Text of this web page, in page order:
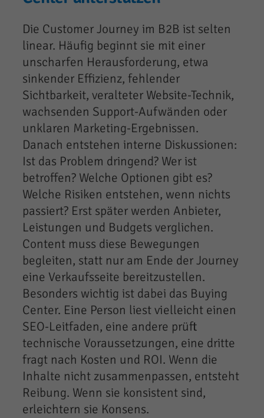
Die Customer Journey im B2B ist selten
linear. Häufig beginnt sie mit einer
unscharfen Herausforderung, etwa
sinkender Effizienz, fehlender
Sichtbarkeit, veralteter Website-Technik,
wachsenden Support-Aufwänden oder
unklaren Marketing-Ergebnissen.
Danach entstehen interne Diskussionen:
Ist das Problem dringend? Wer ist
betroffen? Welche Optionen gibt es?
Welche Risiken entstehen, wenn nichts
passiert? Erst später werden Anbieter,
Leistungen und Budgets verglichen.
Content muss diese Bewegungen
begleiten, statt nur am Ende der Journey
eine Verkaufsseite bereitzustellen.
Besonders wichtig ist dabei das Buying
Center. Eine Person liest vielleicht einen
SEO-Leitfaden, eine andere prüft
technische Voraussetzungen, eine dritte
fragt nach Kosten und ROI. Wenn die
Inhalte nicht zusammenpassen, entsteht
Reibung. Wenn sie konsistent sind,
erleichtern sie Konsens.